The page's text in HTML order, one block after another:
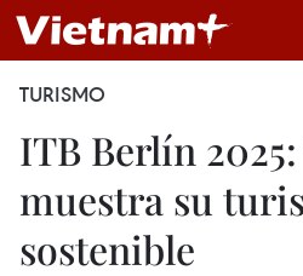
TURISMO
ITB Berlín
muestra su
sostenible